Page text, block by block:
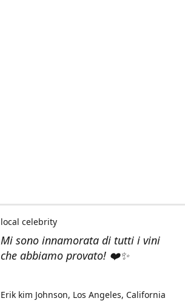
Mi sono innamorata di tutti i vini
che abbiamo provato! ❤️✨
local celebrity
Erik kim Johnson Los Angeles, California